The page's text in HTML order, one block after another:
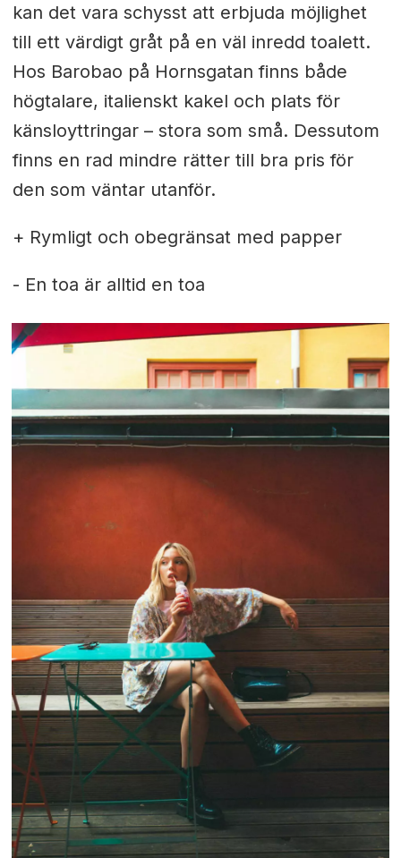
kan det vara schysst att erbjuda möjlighet
till ett värdigt gråt på en väl inredd toalett.
Hos Barobao på Hornsgatan finns både
högtalare, italienskt kakel och plats för
känsloyttringar – stora som små. Dessutom
finns en rad mindre rätter till bra pris för
den som väntar utanför.
+ Rymligt och obegränsat med papper
- En toa är alltid en toa